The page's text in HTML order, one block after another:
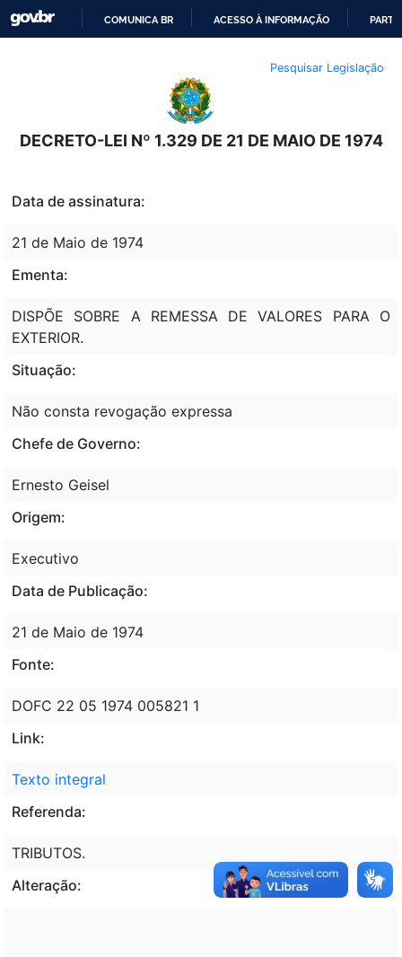
O
CONTEÚDO
COMUNICA BR ACESSO À INFORMAÇÃO
Pesquisar Legislação
DECRETO-LEI Nº 1.329 DE 21 DE MAIO DE 1974
Data de assinatura:
21 de Maio de 1974
Ementa:
DISPÕE SOBRE A REMESSA DE VALORES PARA O
EXTERIOR.
Situação:
Não consta revogação expressa
Chefe de Governo:
Ernesto Geisel
Origem:
Executivo
Data de Publicação:
21 de Maio de 1974
Fonte:
DOFC 22 05 1974 005821 1
Link:
Texto integral
Referenda:
TRIBUTOS.
Alteração: